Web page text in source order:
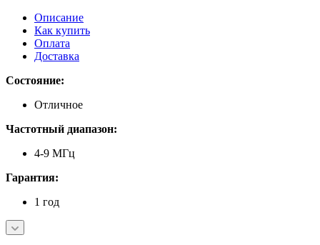
Описание
Как купить
Оплата
Доставка
Состояние:
Отличное
Частотный диапазон:
4-9 МГц
Гарантия:
1 год